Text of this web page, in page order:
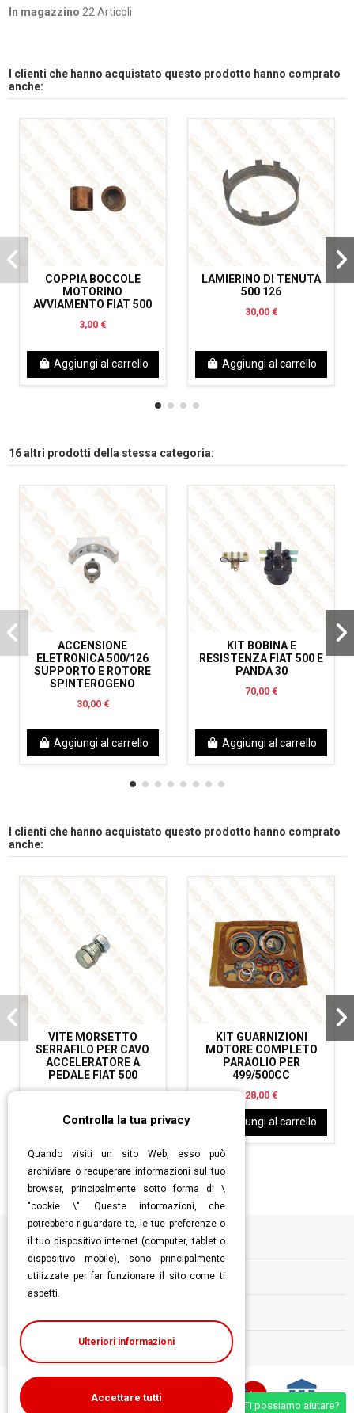
In magazzino 22 Articoli
I clienti che hanno acquistato questo prodotto hanno comprato
anche:
COPPIA BOCCOLE
MOTORINO
AVVIAMENTO FIAT 500
3,00 €
Aggiungi al carrello
LAMIERINO DI TENUTA
500 126
30,00 €
Aggiungi al carrello
16 altri prodotti della stessa categoria:
ACCENSIONE
ELETRONICA 500/126
SUPPORTO E ROTORE
SPINTEROGENO
30,00 €
Aggiungi al carrello
KIT BOBINA E
RESISTENZA FIAT 500 E
PANDA 30
70,00 €
Aggiungi al carrello
I clienti che hanno acquistato questo prodotto hanno comprato
anche:
VITE MORSETTO
SERRAFILO PER CAVO
ACCELERATORE A
PEDALE FIAT 500
Aggiungi al carrello
KIT GUARNIZIONI
MOTORE COMPLETO
PARAOLIO PER
499/500CC
28,00 €
Aggiungi al carrello
Informazioni
Follow us
Ti possiamo aiutare?
Controlla la tua privacy
Quando visiti un sito Web, esso può
archiviare o recuperare informazioni sul tuo
browser, principalmente sotto forma di \
"cookie \". Queste informazioni, che
potrebbero riguardare te, le tue preferenze o
il tuo dispositivo internet (computer, tablet o
dispositivo mobile), sono principalmente
utilizzate per far funzionare il sito come ti
aspetti.
Ulteriori informazioni
Accettare tutti